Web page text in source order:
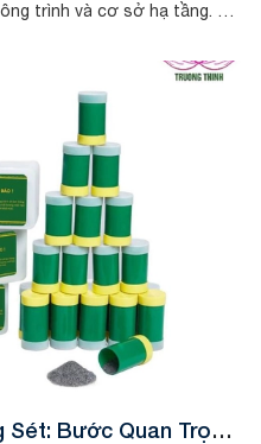
trình và cơ sở hạ tầng. Khi
Bước Quan Trọng